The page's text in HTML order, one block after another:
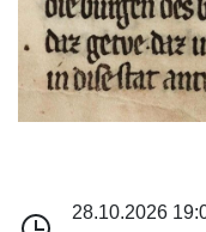
28.10.2026